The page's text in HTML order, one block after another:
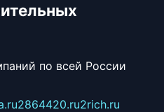
по всей России
2864420.ru2rich.ru